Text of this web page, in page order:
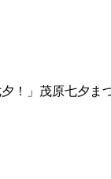
！」茂原七夕